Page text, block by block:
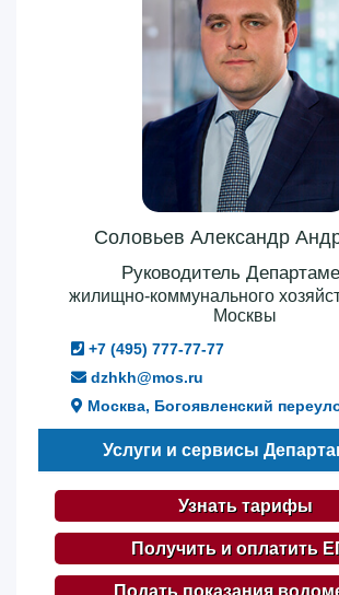
Соловьев Александр
Руководитель
жилищно-коммунального
Москвы
+7 (495) 777-77-77
dzhkh@mos.ru
Москва, Богоявленский
Услуги и сервисы
Узнать тарифы
Получить и оплатить
Подать показания